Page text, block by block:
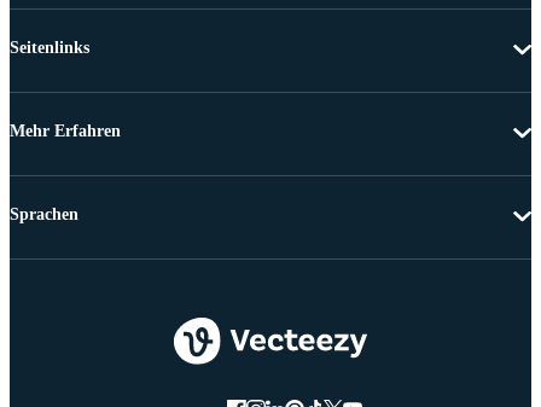
Seitenlinks
Mehr Erfahren
Sprachen